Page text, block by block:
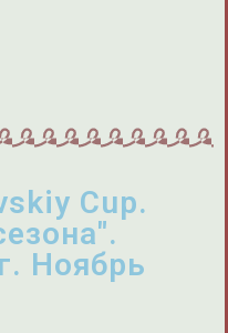
Cup.
Ноябрь